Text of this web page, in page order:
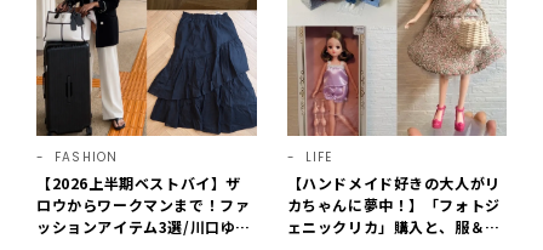
FASHION
【2026上半期ベストバイ】ザ
ロウからワークマンまで！ファ
ッションアイテム3選/川口ゆか
LIFE
【ハンドメイド好きの大人がリ
カちゃんに夢中！】「フォトジ
ェニックリカ」購入と、服＆ク